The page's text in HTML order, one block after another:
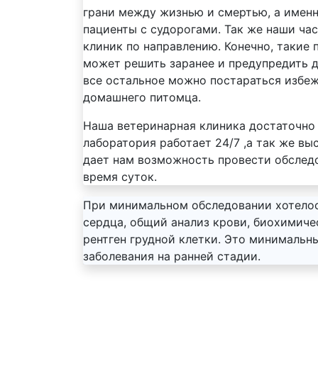
грани между жизнью и смертью, а
пациенты с судорогами. Так же наши
клиник по направлению. Конечно,
может решить заранее и предупредить
все остальное можно постараться
домашнего питомца.
Наша ветеринарная клиника
лаборатория работает 24/7 ,а так же
дает нам возможность провести
время суток.
При минимальном обследовании
сердца, общий анализ крови,
рентген грудной клетки. Это
заболевания на ранней стадии.